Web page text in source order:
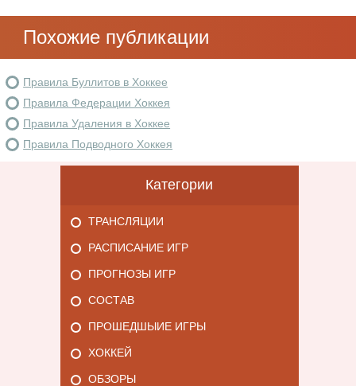
Похожие публикации
Правила Буллитов в Хоккее
Правила Федерации Хоккея
Правила Удаления в Хоккее
Правила Подводного Хоккея
Категории
ТРАНСЛЯЦИИ
РАСПИСАНИЕ ИГР
ПРОГНОЗЫ ИГР
СОСТАВ
ПРОШЕДШЫИЕ ИГРЫ
ХОККЕЙ
ОБЗОРЫ